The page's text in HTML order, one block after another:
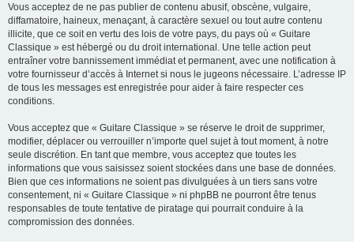
Vous acceptez de ne pas publier de contenu abusif, obscène, vulgaire,
diffamatoire, haineux, menaçant, à caractère sexuel ou tout autre contenu
illicite, que ce soit en vertu des lois de votre pays, du pays où « Guitare
Classique » est hébergé ou du droit international. Une telle action peut
entraîner votre bannissement immédiat et permanent, avec une notification à
votre fournisseur d’accès à Internet si nous le jugeons nécessaire. L’adresse IP
de tous les messages est enregistrée pour aider à faire respecter ces
conditions.
Vous acceptez que « Guitare Classique » se réserve le droit de supprimer,
modifier, déplacer ou verrouiller n’importe quel sujet à tout moment, à notre
seule discrétion. En tant que membre, vous acceptez que toutes les
informations que vous saisissez soient stockées dans une base de données.
Bien que ces informations ne soient pas divulguées à un tiers sans votre
consentement, ni « Guitare Classique » ni phpBB ne pourront être tenus
responsables de toute tentative de piratage qui pourrait conduire à la
compromission des données.